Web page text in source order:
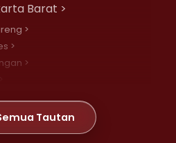
Barat >
>
>
>
>
Tautan